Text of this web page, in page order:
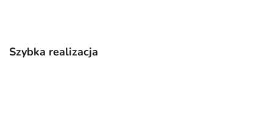
Szybka realizacja